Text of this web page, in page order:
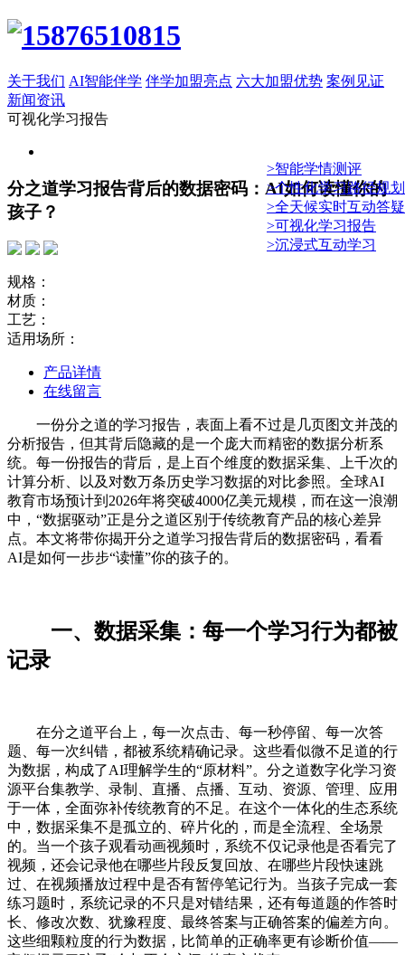
关于我们 AI智能伴学 伴学加盟亮点 六大加盟优势 案例见证
新闻资讯
可视化学习报告
>智能学情测评
>个性化学习路径规划
>全天候实时互动答疑
>可视化学习报告
>沉浸式互动学习
分之道学习报告背后的数据密码：AI如何读懂你的
孩子？
规格：
材质：
工艺：
适用场所：
产品详情
在线留言
一份分之道的学习报告，表面上看不过是几页图文并茂的
分析报告，但其背后隐藏的是一个庞大而精密的数据分析系
统。每一份报告的背后，是上百个维度的数据采集、上千次的
计算分析、以及对数万条历史学习数据的对比参照。全球AI
教育市场预计到2026年将突破4000亿美元规模，而在这一浪潮
中，“数据驱动”正是分之道区别于传统教育产品的核心差异
点。本文将带你揭开分之道学习报告背后的数据密码，看看
AI是如何一步步“读懂”你的孩子的。
一、数据采集：每一个学习行为都被
记录
在分之道平台上，每一次点击、每一秒停留、每一次答
题、每一次纠错，都被系统精确记录。这些看似微不足道的行
为数据，构成了AI理解学生的“原材料”。分之道数字化学习资
源平台集教学、录制、直播、点播、互动、资源、管理、应用
于一体，全面弥补传统教育的不足。在这个一体化的生态系统
中，数据采集不是孤立的、碎片化的，而是全流程、全场景
的。当一个孩子观看动画视频时，系统不仅记录他是否看完了
视频，还会记录他在哪些片段反复回放、在哪些片段快速跳
过、在视频播放过程中是否有暂停笔记行为。当孩子完成一套
练习题时，系统记录的不只是对错结果，还有每道题的作答时
长、修改次数、犹豫程度、最终答案与正确答案的偏差方向。
这些细颗粒度的行为数据，比简单的正确率更有诊断价值——